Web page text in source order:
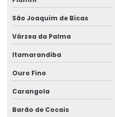
São Joaquim de Bicas
Várzea da Palma
Itamarandiba
Ouro Fino
Carangola
Barão de Cocais